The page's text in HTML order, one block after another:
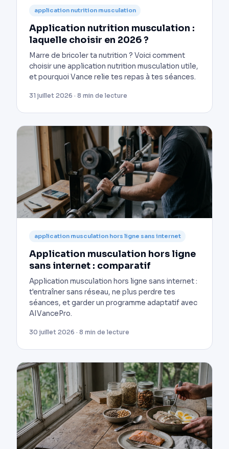
application nutrition musculation
Application nutrition musculation :
laquelle choisir en 2026 ?
Marre de bricoler ta nutrition ? Voici comment
choisir une application nutrition musculation utile,
et pourquoi Vance relie tes repas à tes séances.
31 juillet 2026 · 8 min de lecture
application musculation hors ligne sans internet
Application musculation hors ligne
sans internet : comparatif
Application musculation hors ligne sans internet :
t'entraîner sans réseau, ne plus perdre tes
séances, et garder un programme adaptatif avec
AIVancePro.
30 juillet 2026 · 8 min de lecture